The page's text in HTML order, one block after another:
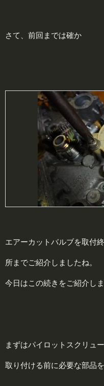
さて、前回までは確か
エアーカットバルブを取付
所までご紹介しましたね。
今日はこの続きをご紹介しま
まずはパイロットスクリュ
取り付ける前に必要な部品